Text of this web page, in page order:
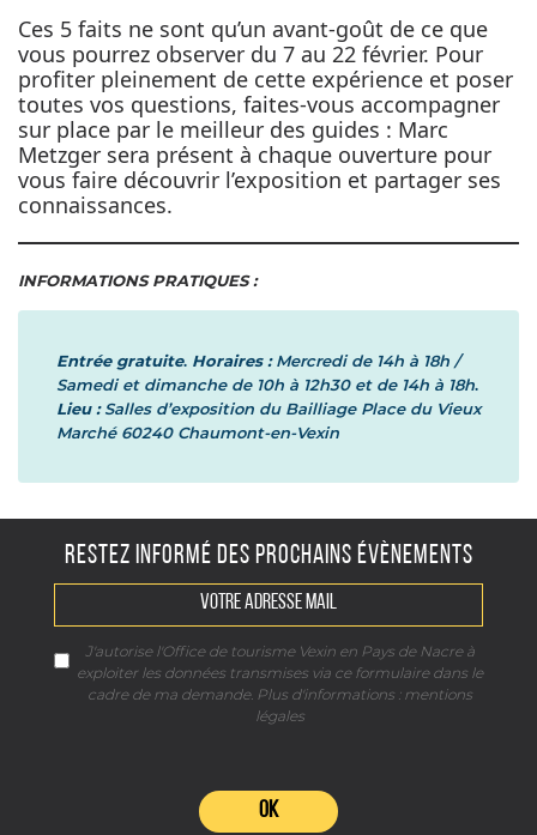
Ces 5 faits ne sont qu’un avant-goût de ce que
vous pourrez observer du 7 au 22 février. Pour
profiter pleinement de cette expérience et poser
toutes vos questions, faites-vous accompagner
sur place par le meilleur des guides : Marc
Metzger sera présent à chaque ouverture pour
vous faire découvrir l’exposition et partager ses
connaissances.
INFORMATIONS PRATIQUES :
Entrée gratuite. Horaires :Mercredi de 14h à 18h /
Samedi et dimanche de 10h à 12h30 et de 14h à 18h.
Lieu :Salles d’exposition du Bailliage Place du Vieux
Marché 60240 Chaumont-en-Vexin
RESTEZ INFORMÉ DES PROCHAINS ÉVÈNEMENTS
J'autorise l'Office de tourisme Vexin en Pays de Nacre à
exploiter les données transmises via ce formulaire dans le
cadre de ma demande. Plus d'informations : mentions
légales
OK